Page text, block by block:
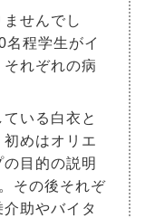
せんでし
名程学生がイ
れぞれの病
いる白衣と
めはオリエ
目的の説明
その後それぞ
助やバイタ